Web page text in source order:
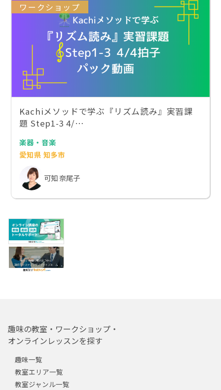
ワークショップ
Kachiメソッドで学ぶ『リズム読み』実習課
題 Step1-3 4/…
楽器・音楽
愛知県 知多市
可知 奈尾子
趣味の教室・ワークショップ・
オンラインレッスンを探す
趣味一覧
教室エリア一覧
教室ジャンル一覧